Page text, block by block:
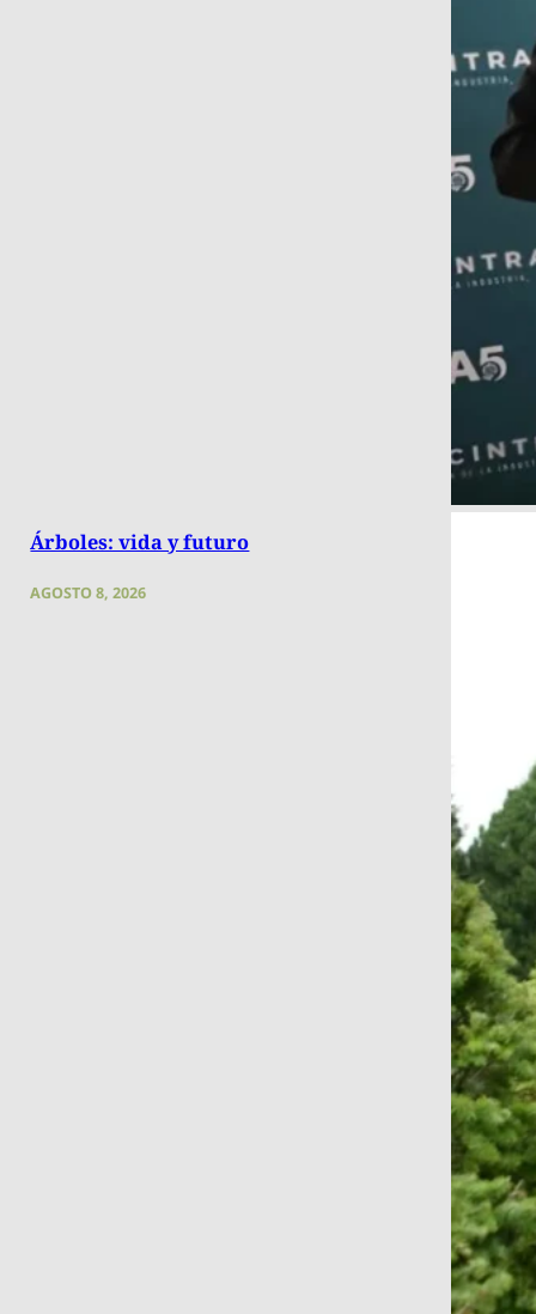
Árboles: vida y futuro
AGOSTO 8, 2026